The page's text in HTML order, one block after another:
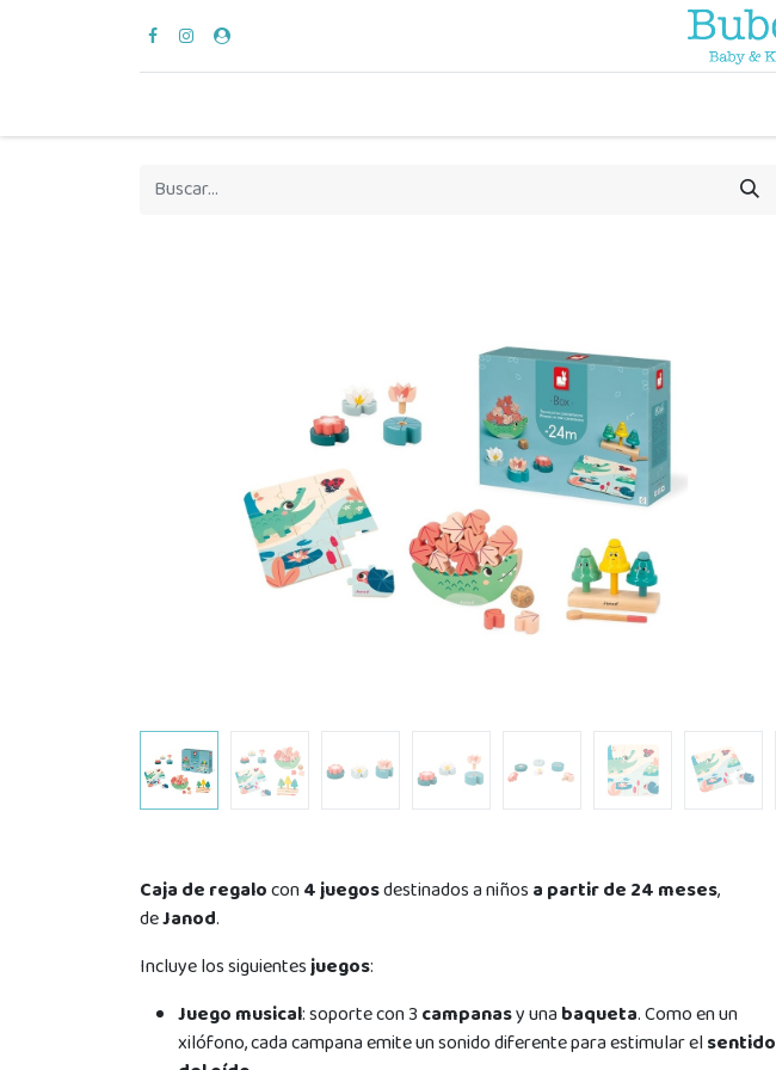
Caja de regalocon4 juegosdestinados a niños a partir de 24 meses,
deJanod.
Incluye los siguientesjuegos:
Juego musical: soporte con 3 campanasy una baqueta. Como en un
xilófono, cada campana emite un sonido diferente para estimular el sentido